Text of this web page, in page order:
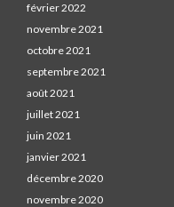
février 2022
novembre 2021
octobre 2021
septembre 2021
août 2021
juillet 2021
juin 2021
janvier 2021
décembre 2020
novembre 2020